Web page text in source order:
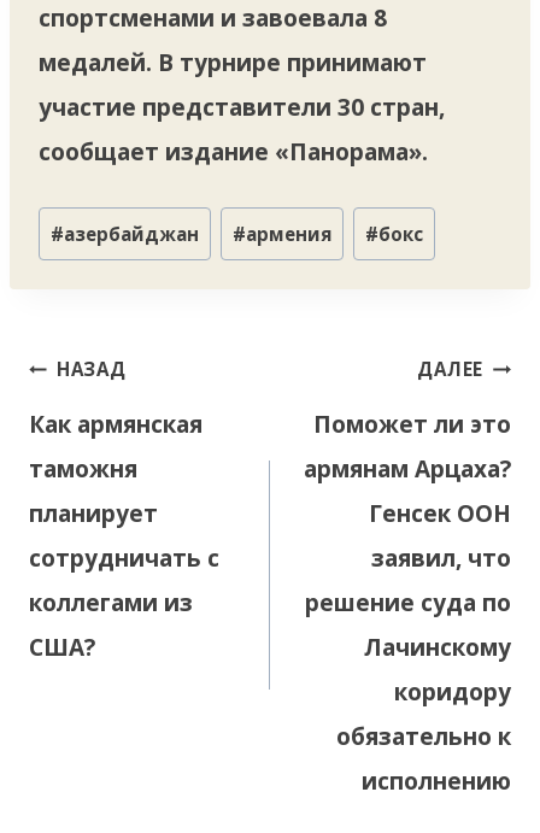
спортсменами и завоевала 8
медалей. В турнире принимают
участие представители 30 стран,
сообщает издание «Панорама».
Метки
записи:
#азербайджан #армения #бокс
Навигация
записям
НАЗАД
Как армянская
таможня
планирует
сотрудничать с
коллегами из
США?
ДАЛЕЕ
Поможет ли это
армянам Арцаха?
Генсек ООН
заявил, что
решение суда по
Лачинскому
коридору
обязательно к
исполнению